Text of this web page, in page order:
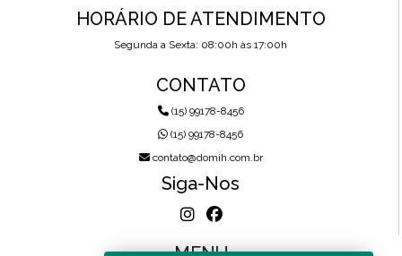
HORÁRIO DE ATENDIMENTO
Segunda a Sexta: 08:00h às 17:00h
CONTATO
(15) 99178-8456
(15) 99178-8456
contato@domih.com.br
Siga-Nos